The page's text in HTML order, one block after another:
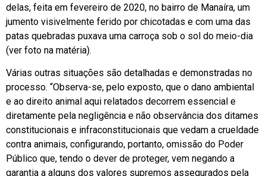
delas, feita em fevereiro de 2020, no bairro de Manaíra, um
jumento visivelmente ferido por chicotadas e com uma das
patas quebradas puxava uma carroça sob o sol do meio-dia
(ver foto na matéria).
Várias outras situações são detalhadas e demonstradas no
processo. “Observa-se, pelo exposto, que o dano ambiental
e ao direito animal aqui relatados decorrem essencial e
diretamente pela negligência e não observância dos ditames
constitucionais e infraconstitucionais que vedam a crueldade
contra animais, configurando, portanto, omissão do Poder
Público que, tendo o dever de proteger, vem negando a
garantia a alguns dos valores supremos assegurados pela